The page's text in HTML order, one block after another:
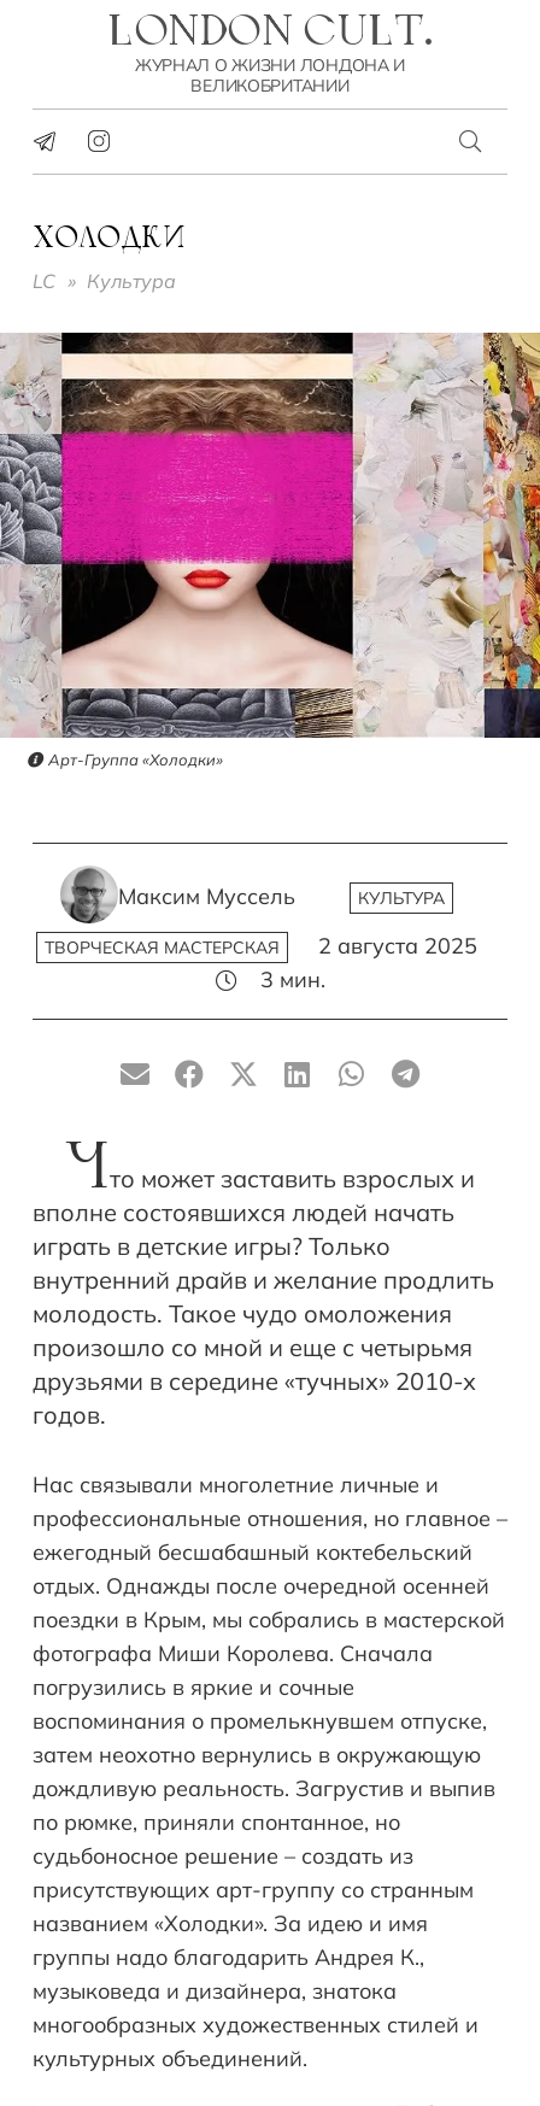
LONDON CULT.
ЖУРНАЛ О ЖИЗНИ ЛОНДОНА И
ВЕЛИКОБРИТАНИИ
ХОЛОДКИ
LC » Культура
Арт-Группа «Холодки»
Максим Муссель КУЛЬТУРА
ТВОРЧЕСКАЯ МАСТЕРСКАЯ
2 августа 2025
3 мин.
Что может заставить взрослых и
вполне состоявшихся людей начать
играть в детские игры? Только
внутренний драйв и желание продлить
молодость. Такое чудо омоложения
произошло со мной и еще с четырьмя
друзьями в середине «тучных» 2010-х
годов.
Нас связывали многолетние личные и
профессиональные отношения, но главное –
ежегодный бесшабашный коктебельский
отдых. Однажды после очередной осенней
поездки в Крым, мы собрались в мастерской
фотографа Миши Королева. Сначала
погрузились в яркие и сочные
воспоминания о промелькнувшем отпуске,
затем неохотно вернулись в окружающую
дождливую реальность. Загрустив и выпив
по рюмке, приняли спонтанное, но
судьбоносное решение – создать из
присутствующих арт-группу со странным
названием «Холодки». За идею и имя
группы надо благодарить Андрея К.,
музыковеда и дизайнера, знатока
многообразных художественных стилей и
культурных объединений.